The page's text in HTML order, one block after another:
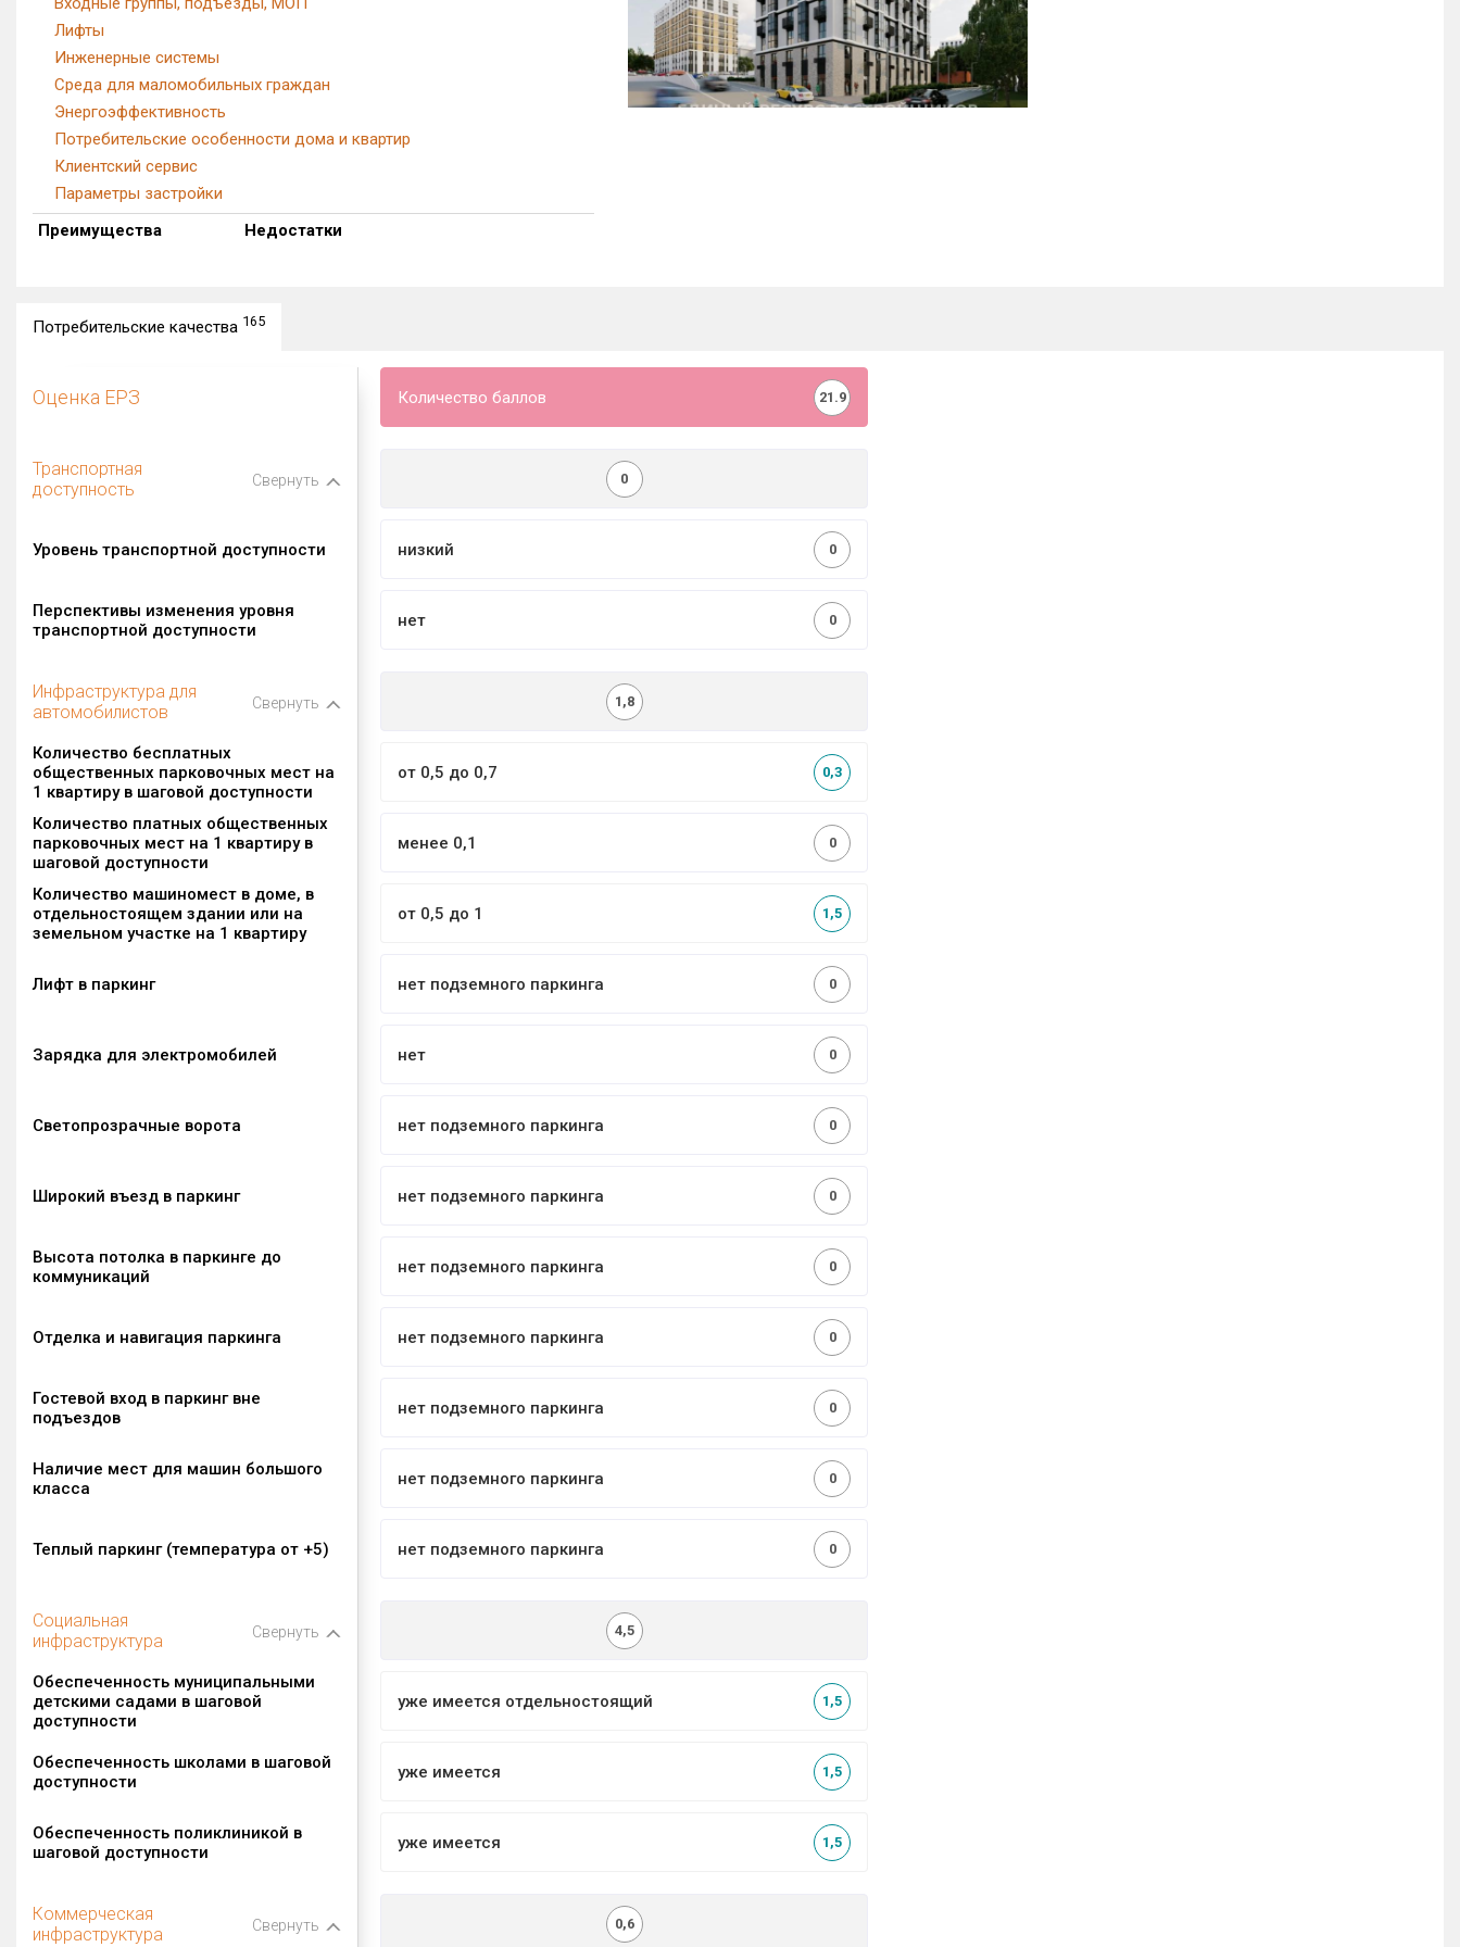
Лифты
Инженерные системы
Среда для маломобильных граждан
Энергоэффективность
Потребительские особенности дома и квартир
Клиентский сервис
Параметры застройки
Преимущества
Недостатки
Потребительские качества 165
Оценка ЕРЗ Количество баллов 21.9
Транспортная
доступность
Свернуть 0
Уровень транспортной доступности низкий 0
Перспективы изменения уровня
транспортной доступности
нет 0
Инфраструктура для
автомобилистов
Свернуть 1,8
Количество бесплатных
общественных парковочных мест на
1 квартиру в шаговой доступности
от 0,5 до 0,7 0,3
Количество платных общественных
парковочных мест на 1 квартиру в
шаговой доступности
менее 0,1 0
Количество машиномест в доме, в
отдельностоящем здании или на
земельном участке на 1 квартиру
от 0,5 до 1 1,5
Лифт в паркинг нет подземного паркинга 0
Зарядка для электромобилей нет 0
Светопрозрачные ворота нет подземного паркинга 0
Широкий въезд в паркинг нет подземного паркинга 0
Высота потолка в паркинге до
коммуникаций
нет подземного паркинга 0
Отделка и навигация паркинга нет подземного паркинга 0
Гостевой вход в паркинг вне
подъездов
нет подземного паркинга 0
Наличие мест для машин большого
класса
нет подземного паркинга 0
Теплый паркинг (температура от +5) нет подземного паркинга 0
Социальная
инфраструктура
Свернуть 4,5
Обеспеченность муниципальными
детскими садами в шаговой
доступности
уже имеется отдельностоящий 1,5
Обеспеченность школами в шаговой
доступности
уже имеется 1,5
Обеспеченность поликлиникой в
шаговой доступности
уже имеется 1,5
Коммерческая
инфраструктура
Свернуть 0,6